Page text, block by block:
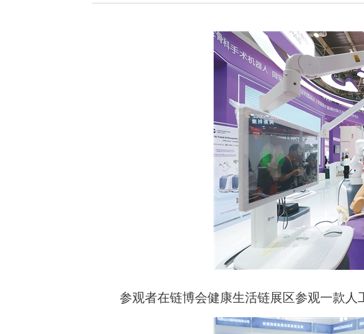
参观者在链博会健康生活链展区参观一款